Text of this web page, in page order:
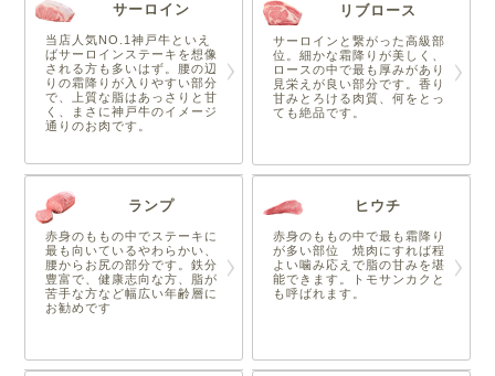
サーロイン
当店人気NO.1神戸牛といえ
ばサーロインステーキを想像
される方も多いはず。腰の辺
りの霜降りが入りやすい部分
で、上質な脂はあっさりと甘
く、まさに神戸牛のイメージ
通りのお肉です。
リブロース
サーロインと繋がった高級部
位。細かな霜降りが美しく、
ロースの中で最も厚みがあり
見栄えが良い部分です。香り
甘みとろける肉質、何をとっ
ても絶品です。
ランプ
赤身のももの中でステーキに
最も向いているやわらかい、
腰からお尻の部分です。鉄分
豊富で、健康志向な方、脂が
苦手な方など幅広い年齢層に
お勧めです
ヒウチ
赤身のももの中で最も霜降り
が多い部位 焼肉にすれば程
よい噛み応えで脂の甘みを堪
能できます。トモサンカクと
も呼ばれます。